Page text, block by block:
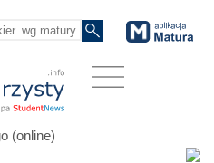
(online)